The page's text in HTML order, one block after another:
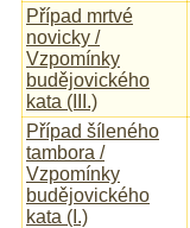
Případ mrtvé
novicky /
Vzpomínky
budějovického
kata (III.)
Případ šíleného
tambora /
Vzpomínky
budějovického
kata (I.)